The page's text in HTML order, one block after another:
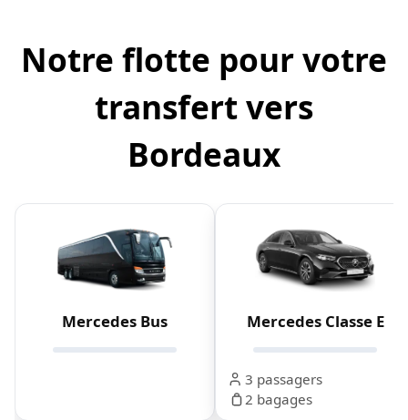
Notre flotte pour votre
transfert vers
Bordeaux
Mercedes Bus Mercedes Classe E
3 passagers
2 bagages